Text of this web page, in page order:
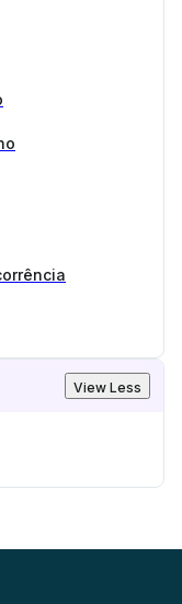
View Less